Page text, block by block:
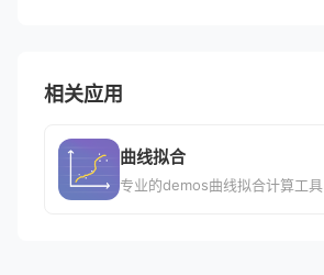
相关应用
曲线拟合
专业的demos曲线拟合计算工具